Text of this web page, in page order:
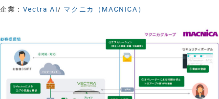
企業： Vectra AI/ マクニカ（MACNICA）